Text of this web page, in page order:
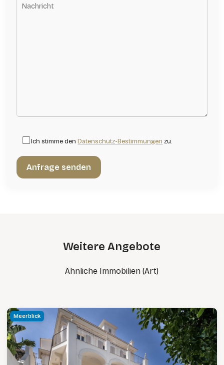
Ich stimme denDatenschutz-Bestimmungen zu.
Weitere Angebote
Ähnliche Immobilien (Art)
Meerblick